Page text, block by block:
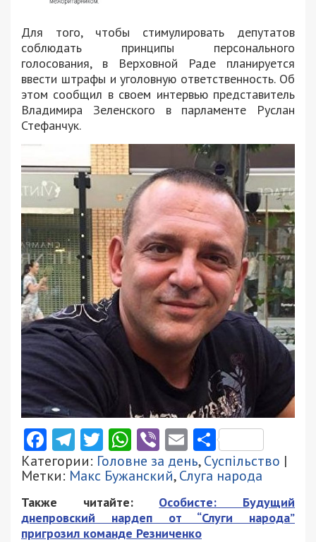
Для того, чтобы стимулировать депутатов
соблюдать принципы персонального
голосования, в Верховной Раде планируется
ввести штрафы и уголовную ответственность. Об
этом сообщил в своем интервью представитель
Владимира Зеленского в парламенте Руслан
Стефанчук.
Facebook
Telegram
Twitter
WhatsApp
ViberEmail
Категории: Головне за день,Суспільство |
Метки: Макс Бужанский,Слуга народа
Также читайте: Особисте: Будущий
днепровский нардеп от “Слуги народа”
пригрозил команде Резниченко